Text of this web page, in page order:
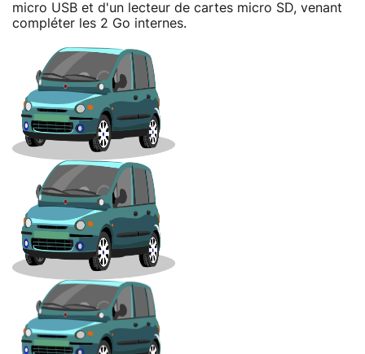
micro USB et d'un lecteur de cartes micro SD, venant
compléter les 2 Go internes.